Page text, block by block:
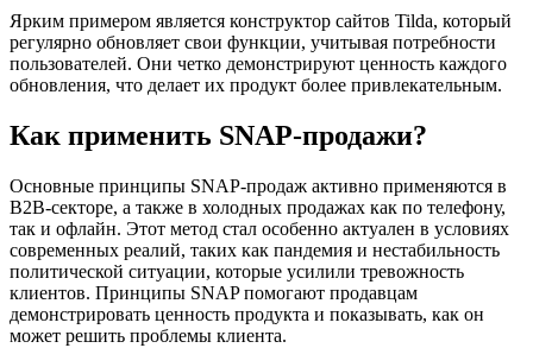
Ярким примером является конструктор сайтов Tilda, который
регулярно обновляет свои функции, учитывая потребности
пользователей. Они четко демонстрируют ценность каждого
обновления, что делает их продукт более привлекательным.
Как применить SNAP-продажи?
Основные принципы SNAP-продаж активно применяются в
B2B-секторе, а также в холодных продажах как по телефону,
так и офлайн. Этот метод стал особенно актуален в условиях
современных реалий, таких как пандемия и нестабильность
политической ситуации, которые усилили тревожность
клиентов. Принципы SNAP помогают продавцам
демонстрировать ценность продукта и показывать, как он
может решить проблемы клиента.